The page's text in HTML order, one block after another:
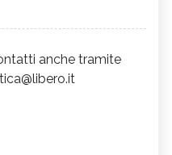
anche tramite